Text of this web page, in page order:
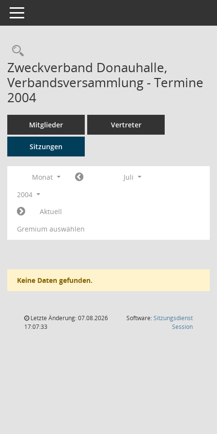
Toggle navigation
Rechercheauswahl
Zweckverband Donauhalle,
Verbandsversammlung - Termine
2004
Mitglieder Vertreter
Sitzungen
Monat
Juli
2004
Aktuell
Gremium auswählen
Keine Daten gefunden.
Letzte Änderung: 07.08.2026
17:07:33
Software:Sitzungsdienst
Session(Wird in